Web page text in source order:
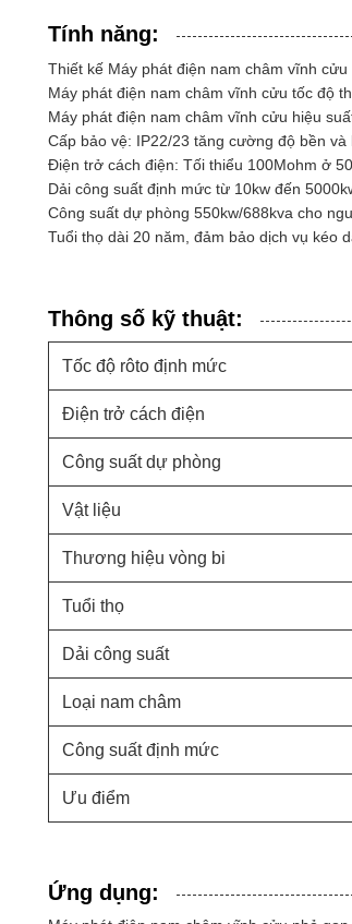
Tính năng:
Thiết kế Máy phát điện nam châm vĩnh
Máy phát điện nam châm vĩnh cửu tốc độ
Máy phát điện nam châm vĩnh cửu hiệu
Cấp bảo vệ: IP22/23 tăng cường độ bền
Điện trở cách điện: Tối thiểu 100Mohm ở
Dải công suất định mức từ 10kw đến
Công suất dự phòng 550kw/688kva cho
Tuổi thọ dài 20 năm, đảm bảo dịch vụ kéo
Thông số kỹ thuật:
Tốc độ rôto định mức
Điện trở cách điện
Công suất dự phòng
Vật liệu
Thương hiệu vòng bi
Tuổi thọ
Dải công suất
Loại nam châm
Công suất định mức
Ưu điểm
Ứng dụng: